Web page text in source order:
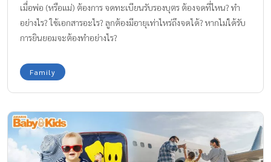
เมื่อพ่อ (หรือแม่) ต้องการ จดทะเบียนรับรองบุตร ต้องจดที่ไหน? ทำ
อย่างไร? ใช้เอกสารอะไร? ลูกต้องมีอายุเท่าไหร่ถึงจดได้? หากไม่ได้รับ
การยินยอมจะต้องทำอย่างไร?
Family